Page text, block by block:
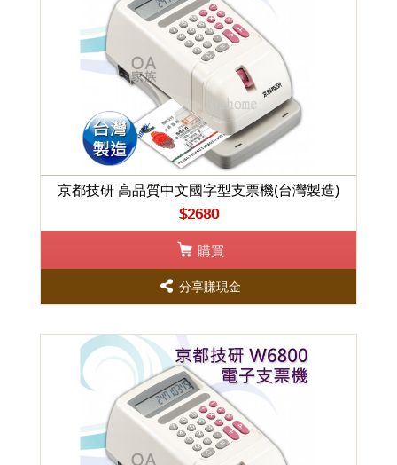
京都技研 高品質中文國字型支票機(台灣製造)
$2680
購買
分享賺現金